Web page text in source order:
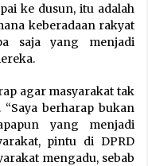
ke dusun, itu adalah
keberadaan rakyat
saja yang menjadi
agar masyarakat tak
berharap bukan
yang menjadi
pintu di DPRD
mengadu, sebab